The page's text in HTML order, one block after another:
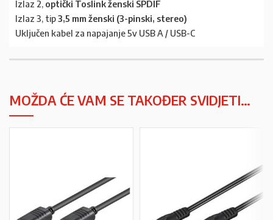
Izlaz 2, optički Toslink ženski SPDIF
Izlaz 3, tip3,5 mm ženski (3-pinski, stereo)
Uključen kabel za napajanje 5v USB A / USB-C
MOŽDA ĆE VAM SE TAKOĐER SVIDJETI…